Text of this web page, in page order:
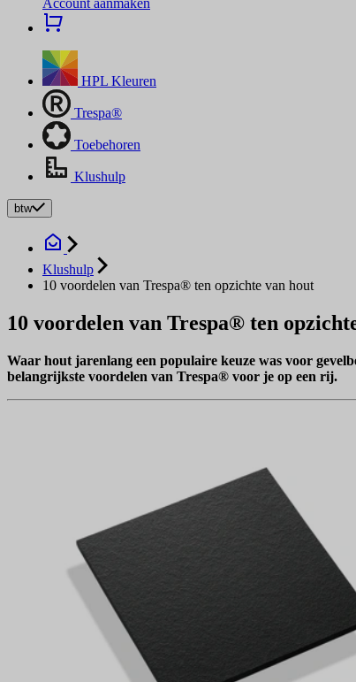
HPL Kleuren
Trespa®
Toebehoren
Klushulp
btw
Klushulp
10 voordelen van Trespa® ten opzichte van hout
10 voordelen van Trespa® ten
Waar hout jarenlang een populaire keuze was voor
belangrijkste voordelen van Trespa® voor je op een rij.